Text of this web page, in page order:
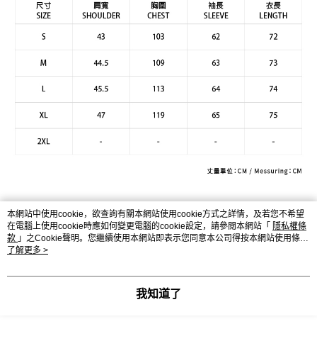
本網站中使用cookie，欲查詢有關本網站使用cookie方式之詳情，及若您不希望
在電腦上使用cookie時應如何變更電腦的cookie設定，請參閱本網站「 隱私權條
款 」之Cookie聲明。您繼續使用本網站即表示您同意本公司得按本網站使用條款
之Cookie聲明使用cookie。
了解更多 >
我知道了